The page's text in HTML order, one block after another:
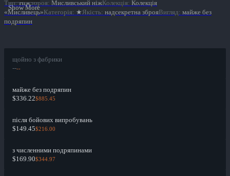
Show More
Тип: НіжЗброя: Мисливський ніжКолекція: Колекція
«Мисливець»Категорія: ★Якість: надсекретна зброяВигляд: майже без
подряпин
щойно з фабрики
----
майже без подряпин
$336.22$885.45
після бойових випробувань
$149.45$216.00
з численними подряпинами
$169.90$344.97